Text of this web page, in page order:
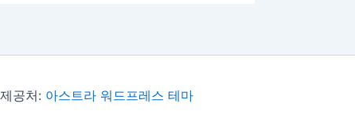
공처: 아스트라 워드프레스 테마